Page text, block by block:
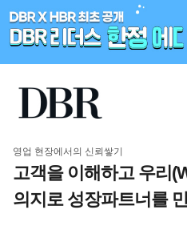
영업 현장에서의 신뢰쌓기
고객을 이해하고 우리
의지로 성장파트너를